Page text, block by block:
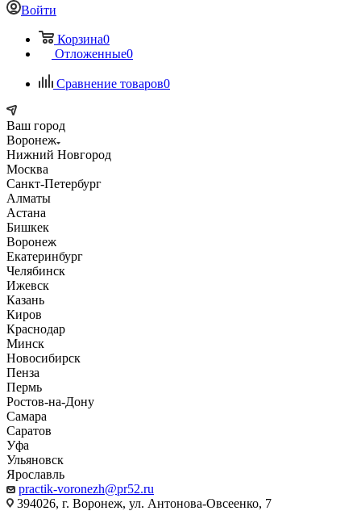
Войти
Корзина0
Отложенные0
Сравнение товаров0
Ваш город
Воронеж
Нижний Новгород
Москва
Санкт-Петербург
Алматы
Астана
Бишкек
Воронеж
Екатеринбург
Челябинск
Ижевск
Казань
Киров
Краснодар
Минск
Новосибирск
Пенза
Пермь
Ростов-на-Дону
Самара
Саратов
Уфа
Ульяновск
Ярославль
practik-voronezh@pr52.ru
394026, г. Воронеж, ул. Антонова-Овсеенко, 7